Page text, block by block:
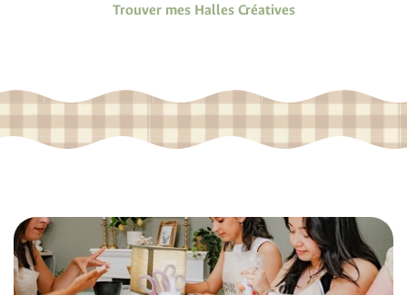
Trouver mes Halles Créatives